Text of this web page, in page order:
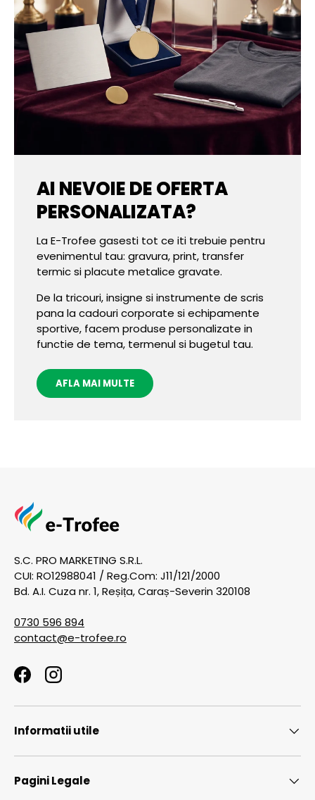
AI NEVOIE DE OFERTA
PERSONALIZATA?
La E-Trofee gasesti tot ce iti trebuie pentru
evenimentul tau: gravura, print, transfer
termic si placute metalice gravate.
De la tricouri, insigne si instrumente de scris
pana la cadouri corporate si echipamente
sportive, facem produse personalizate in
functie de tema, termenul si bugetul tau.
AFLA MAI MULTE
S.C. PRO MARKETING S.R.L.
CUI: RO12988041 / Reg.Com: J11/121/2000
Bd. A.I. Cuza nr. 1, Reșița, Caraș-Severin 320108
0730 596 894
contact@e-trofee.ro
FacebookInstagram
Informatii utile
Pagini Legale